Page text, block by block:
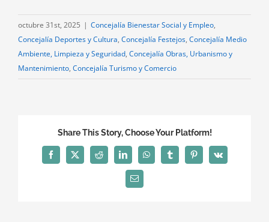
octubre 31st, 2025 | Concejalía Bienestar Social y Empleo,
Concejalía Deportes y Cultura, Concejalía Festejos, Concejalía Medio
Ambiente, Limpieza y Seguridad, Concejalía Obras, Urbanismo y
Mantenimiento, Concejalía Turismo y Comercio
Share This Story, Choose Your Platform!
Facebook
X Reddit LinkedInWhatsAppTumblrPinterest
Vk
Correo
electrónico